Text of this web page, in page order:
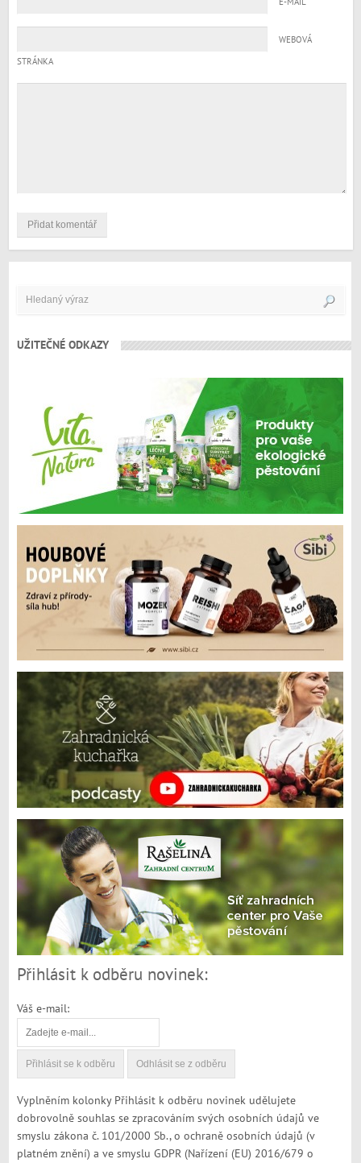
WEBOVÁ
STRÁNKA
UŽITEČNÉ ODKAZY
Přihlásit k odběru novinek:
Váš e-mail:
Vyplněním kolonky Přihlásit k odběru novinek udělujete
dobrovolně souhlas se zpracováním svých osobních údajů ve
smyslu zákona č. 101/2000 Sb., o ochraně osobních údajů (v
platném znění) a ve smyslu GDPR (Nařízení (EU) 2016/679 o